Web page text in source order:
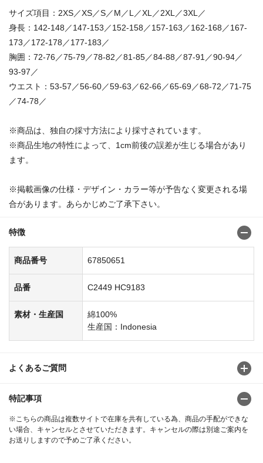
サイズ項目：2XS／XS／S／M／L／XL／2XL／3XL／
身長：142-148／147-153／152-158／157-163／162-168／167-
173／172-178／177-183／
胸囲：72-76／75-79／78-82／81-85／84-88／87-91／90-94／
93-97／
ウエスト：53-57／56-60／59-63／62-66／65-69／68-72／71-75
／74-78／
※商品は、独自の採寸方法により採寸されています。
※商品生地の特性によって、1cm前後の誤差が生じる場合があり
ます。
※掲載画像の仕様・デザイン・カラー等が予告なく変更される場
合があります。あらかじめご了承下さい。
特徴
商品番号 67850651
品番 C2449 HC9183
素材・生産国
綿100%
生産国：Indonesia
よくあるご質問
特記事項
※こちらの商品は複数サイトで在庫を共有している為、商品の手配ができな
い場合、キャンセルとさせていただきます。キャンセルの際は別途ご案内を
お送りしますので予めご了承ください。